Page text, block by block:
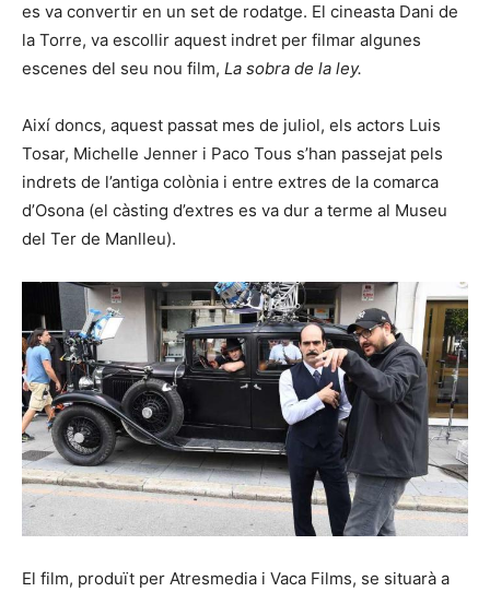
es va convertir en un set de rodatge. El cineasta Dani de
la Torre, va escollir aquest indret per filmar algunes
escenes del seu nou film, La sobra de la ley.
Així doncs, aquest passat mes de juliol, els actors Luis
Tosar, Michelle Jenner i Paco Tous s’han passejat pels
indrets de l’antiga colònia i entre extres de la comarca
d’Osona (el càsting d’extres es va dur a terme al Museu
del Ter de Manlleu).
El film, produït per Atresmedia i Vaca Films, se situarà a